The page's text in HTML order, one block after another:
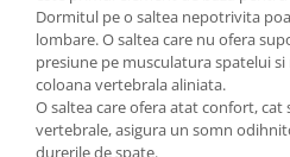
Dormitul pe o saltea nepotrivita
lombare. O saltea care nu ofera
presiune pe musculatura spatelui
coloana vertebrala aliniata.
O saltea care ofera atat confort, cat
vertebrale, asigura un somn
durerile de spate.